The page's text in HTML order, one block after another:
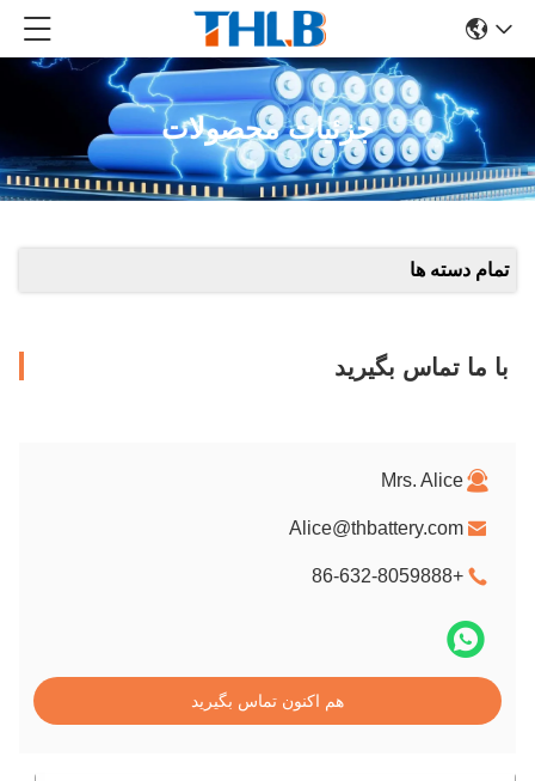
جزئیات محصولات
تمام دسته ها
با ما تماس بگیرید
Mrs. Alice
Alice@thbattery.com
+86-632-8059888
هم اکنون تماس بگیرید